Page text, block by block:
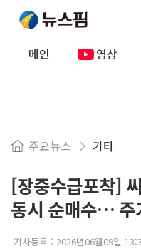
메인 영상
주요뉴스 기타
[장중수급포착]
동시 순매수…
기사등록 : 2026년06월09일